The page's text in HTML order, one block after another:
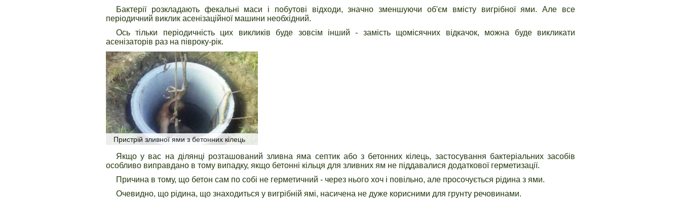
Бактерії розкладають фекальні маси і побутові відходи, значно зменшуючи об'єм вмісту вигрібної ями. Але все
періодичний виклик асенізаційної машини необхідний.
Ось тільки періодичність цих викликів буде зовсім інший - замість щомісячних відкачок, можна буде викликати
асенізаторів раз на півроку-рік.
Пристрій зливної ями з бетонних кілець
Якщо у вас на ділянці розташований зливна яма септик або з бетонних кілець, застосування бактеріальних засобів
особливо виправдано в тому випадку, якщо бетонні кільця для зливних ям не піддавалися додаткової герметизації.
Причина в тому, що бетон сам по собі не герметичний - через нього хоч і повільно, але просочується рідина з ями.
Очевидно, що рідина, що знаходиться у вигрібній ямі, насичена не дуже корисними для грунту речовинами.